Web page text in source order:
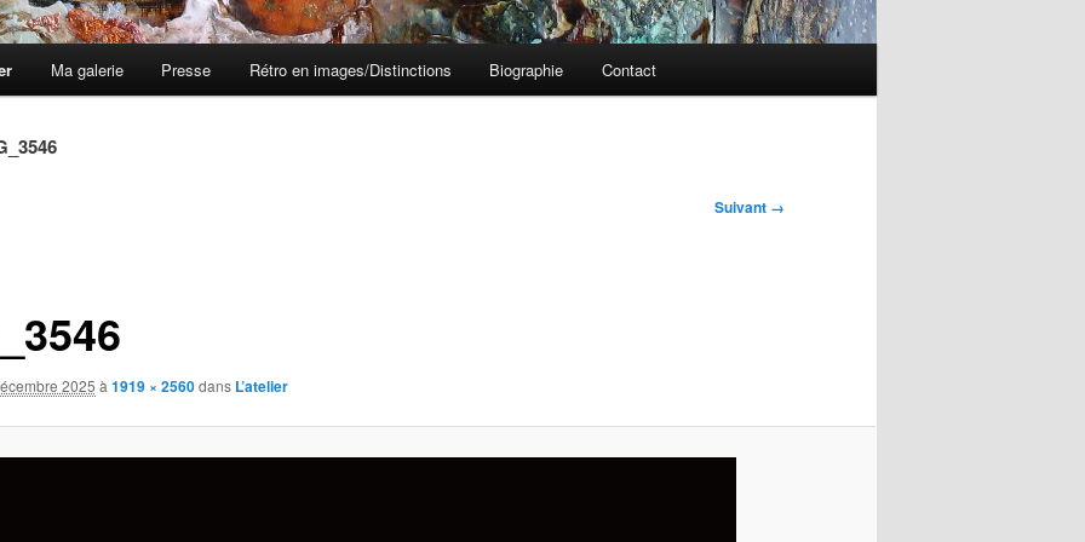
Ma galerie Presse Rétro en images/Distinctions Biographie Contact
Suivant →
2025 à 1919 × 2560dans L’atelier